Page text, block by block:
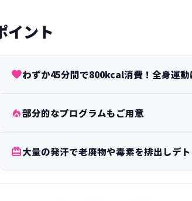
イント
わずか45分間で800kcal消費！全身運
部分的なプログラムもご用意
大量の発汗で老廃物や毒素を排出しデ